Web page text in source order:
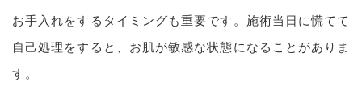
お手入れをするタイミングも重要です。施術当日に慌てて
自己処理をすると、お肌が敏感な状態になることがありま
す。